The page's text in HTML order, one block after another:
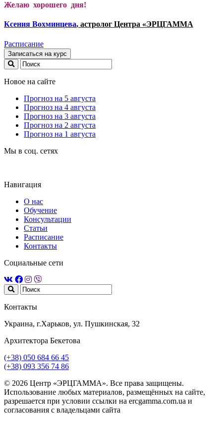
Желаю хорошего дня!
Ксения Вохминцева, астролог Центра «ЭРЦГАММА
Расписание
Записаться на курс
Новое на сайте
Прогноз на 5 августа
Прогноз на 4 августа
Прогноз на 3 августа
Прогноз на 2 августа
Прогноз на 1 августа
Мы в соц. сетях
Навигация
О нас
Обучение
Консультации
Статьи
Расписание
Контакты
Социальные сети
Контакты
Украина, г.Харьков, ул. Пушкинская, 32
Архитектора Бекетова
(+38) 050 684 66 45
(+38) 093 356 74 86
© 2026 Центр «ЭРЦГАММА». Все права защищены.
Использование любых материалов, размещённых на сайте,
разрешается при условии ссылки на ercgamma.com.ua и
согласования с владельцами сайта